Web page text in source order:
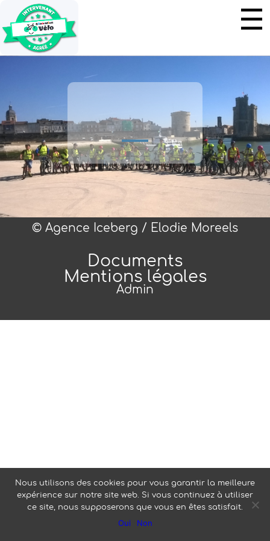
© Agence Iceberg / Elodie Moreels
Documents
Mentions légales
Admin
Nous utilisons des cookies pour vous garantir la meilleure
expérience sur notre site web. Si vous continuez à utiliser
ce site, nous supposerons que vous en êtes satisfait.
Oui Non